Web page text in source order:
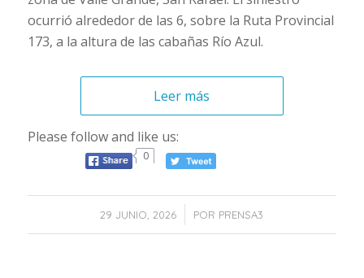
ocurrió alrededor de las 6, sobre la Ruta Provincial
173, a la altura de las cabañas Río Azul.
Leer más
Please follow and like us:
0
29 JUNIO, 2026
/ POR PRENSA3